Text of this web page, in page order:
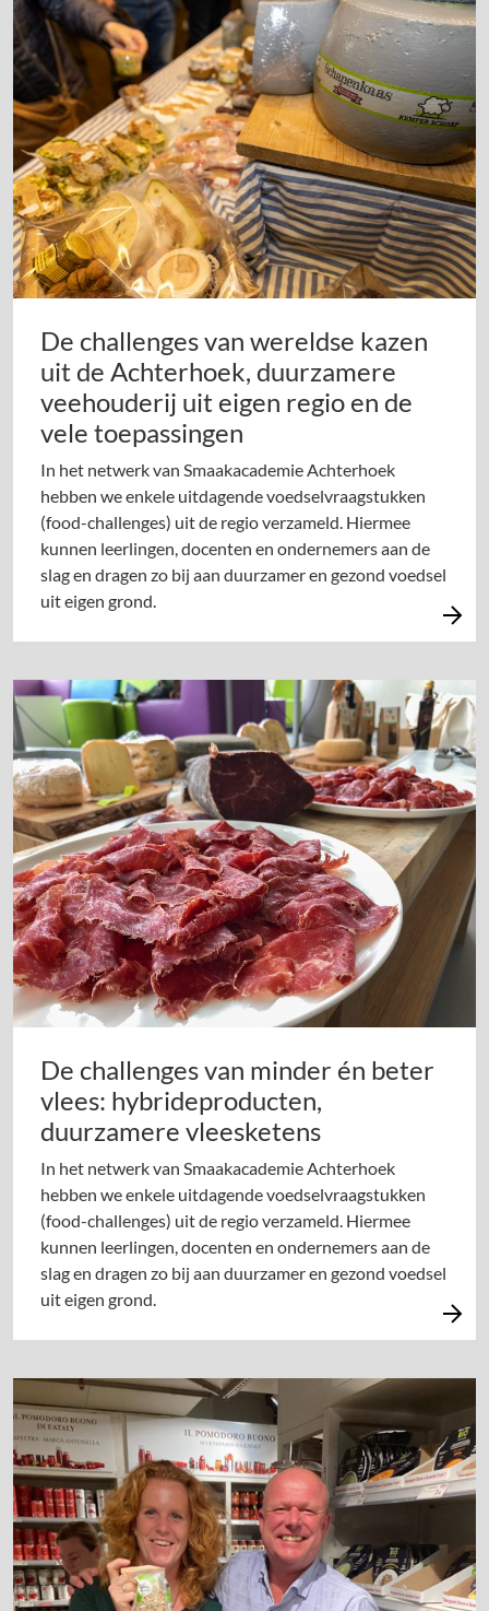
De challenges van wereldse kazen
uit de Achterhoek, duurzamere
veehouderij uit eigen regio en de
vele toepassingen
In het netwerk van Smaakacademie Achterhoek
hebben we enkele uitdagende voedselvraagstukken
(food-challenges) uit de regio verzameld. Hiermee
kunnen leerlingen, docenten en ondernemers aan de
slag en dragen zo bij aan duurzamer en gezond voedsel
uit eigen grond.
De challenges van minder én beter
vlees: hybrideproducten,
duurzamere vleesketens
In het netwerk van Smaakacademie Achterhoek
hebben we enkele uitdagende voedselvraagstukken
(food-challenges) uit de regio verzameld. Hiermee
kunnen leerlingen, docenten en ondernemers aan de
slag en dragen zo bij aan duurzamer en gezond voedsel
uit eigen grond.